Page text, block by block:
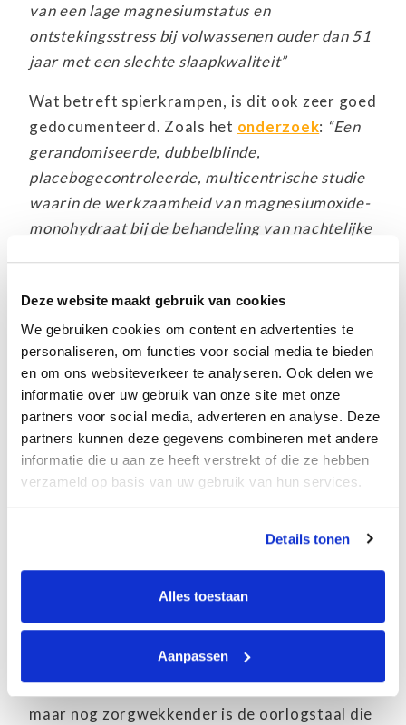
Deze website maakt gebruik van cookies
We gebruiken cookies om content en advertenties te
personaliseren, om functies voor social media te bieden
en om ons websiteverkeer te analyseren. Ook delen we
informatie over uw gebruik van onze site met onze
partners voor social media, adverteren en analyse. Deze
partners kunnen deze gegevens combineren met andere
informatie die u aan ze heeft verstrekt of die ze hebben
verzameld op basis van uw gebruik van hun services.
Details tonen
Alles toestaan
Aanpassen
van een lage magnesiumstatus en
ontstekingsstress bij volwassenen ouder dan 51
jaar met een slechte slaapkwaliteit”
Wat betreft spierkrampen, is dit ook zeer goed
gedocumenteerd. Zoals het onderzoek: “Een
gerandomiseerde, dubbelblinde,
placebogecontroleerde, multicentrische studie
waarin de werkzaamheid van magnesiumoxide-
monohydraat bij de behandeling van nachtelijke
Deze onderzoeken laten dus heel duidelijk zien
therapeutische voordelen heeft die ik benoem
op onze social media kanalen.
Op nationale televisie is echter geen sprake
van hoor en wederhoor en de ‘witte jassen’
hebben natuurlijk bij voorbaat gelijk. Er heerst
een soort van blind vertrouwen in
autoriteitsfiguren. Bovenstaande informatie
zou dat toch moeten veranderen, vind je niet?
Bruggen bouwen of
afbranden?
Het gebrek aan kennis en kunde bij de artsen
die op televisie verschijnen is zorgwekkend,
maar nog zorgwekkender is de oorlogstaal die